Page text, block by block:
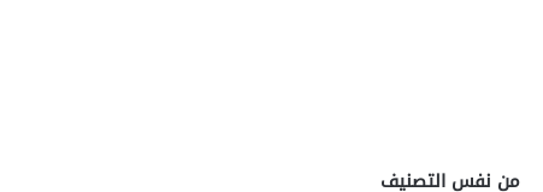
من نفس التصنيف